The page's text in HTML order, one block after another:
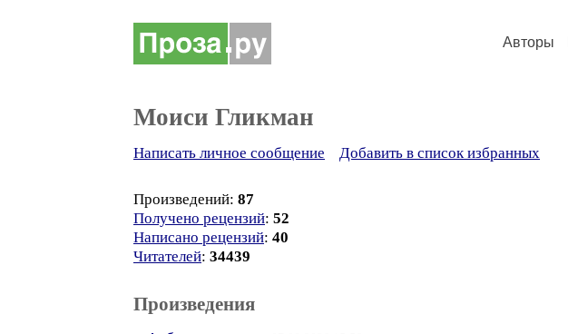
Авторы
Моиси Гликман
Написать личное сообщение Добавить в список избранных
Произведений: 87
Получено рецензий: 52
Написано рецензий: 40
Читателей: 34439
Произведения